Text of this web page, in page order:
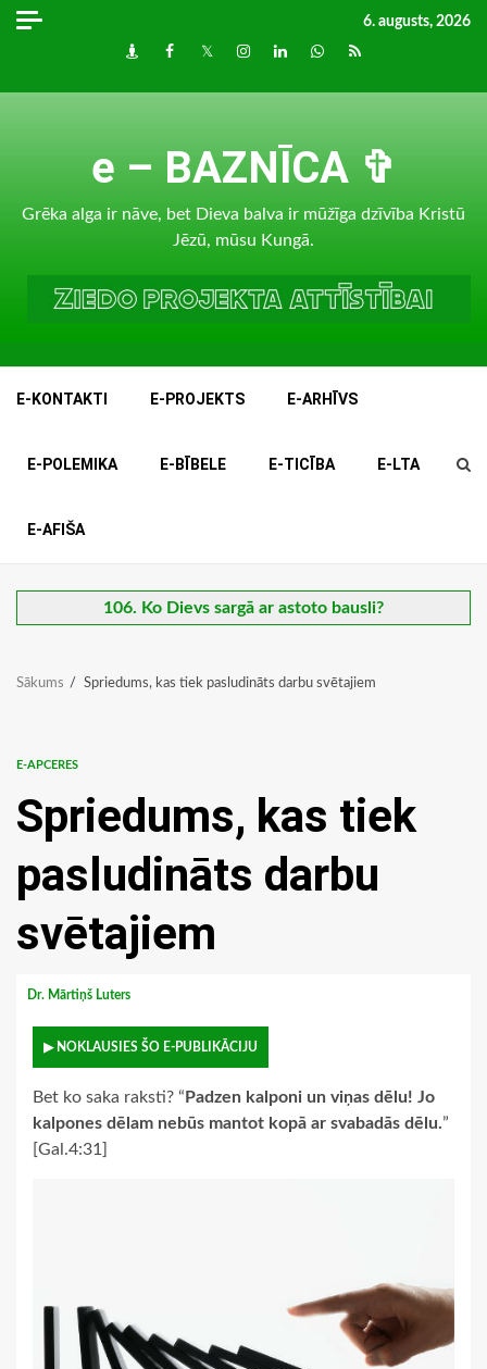
Skip
6. augusts, 2026
DraugiemFacebook
TwitterInstagram
LinkedInwhatsapp
RSS
e – BAZNĪCA ✞
Grēka alga ir nāve, bet Dieva balva ir mūžīga dzīvība Kristū
Jēzū, mūsu Kungā.
E-KONTAKTI E-PROJEKTS E-ARHĪVS
E-POLEMIKA E-BĪBELE E-TICĪBA E-LTA
E-AFIŠA
106. Ko Dievs sargā ar astoto bausli?
Sākums Spriedums, kas tiek pasludināts darbu svētajiem
E-APCERES
Spriedums, kas tiek
pasludināts darbu
svētajiem
Dr. Mārtiņš Luters
▶ NOKLAUSIES ŠO E-PUBLIKĀCIJU
Bet ko saka raksti? “ Padzen kalponi un viņas dēlu! Jo
kalpones dēlam nebūs mantot kopā ar svabadās dēlu.”
[Gal.4:31]